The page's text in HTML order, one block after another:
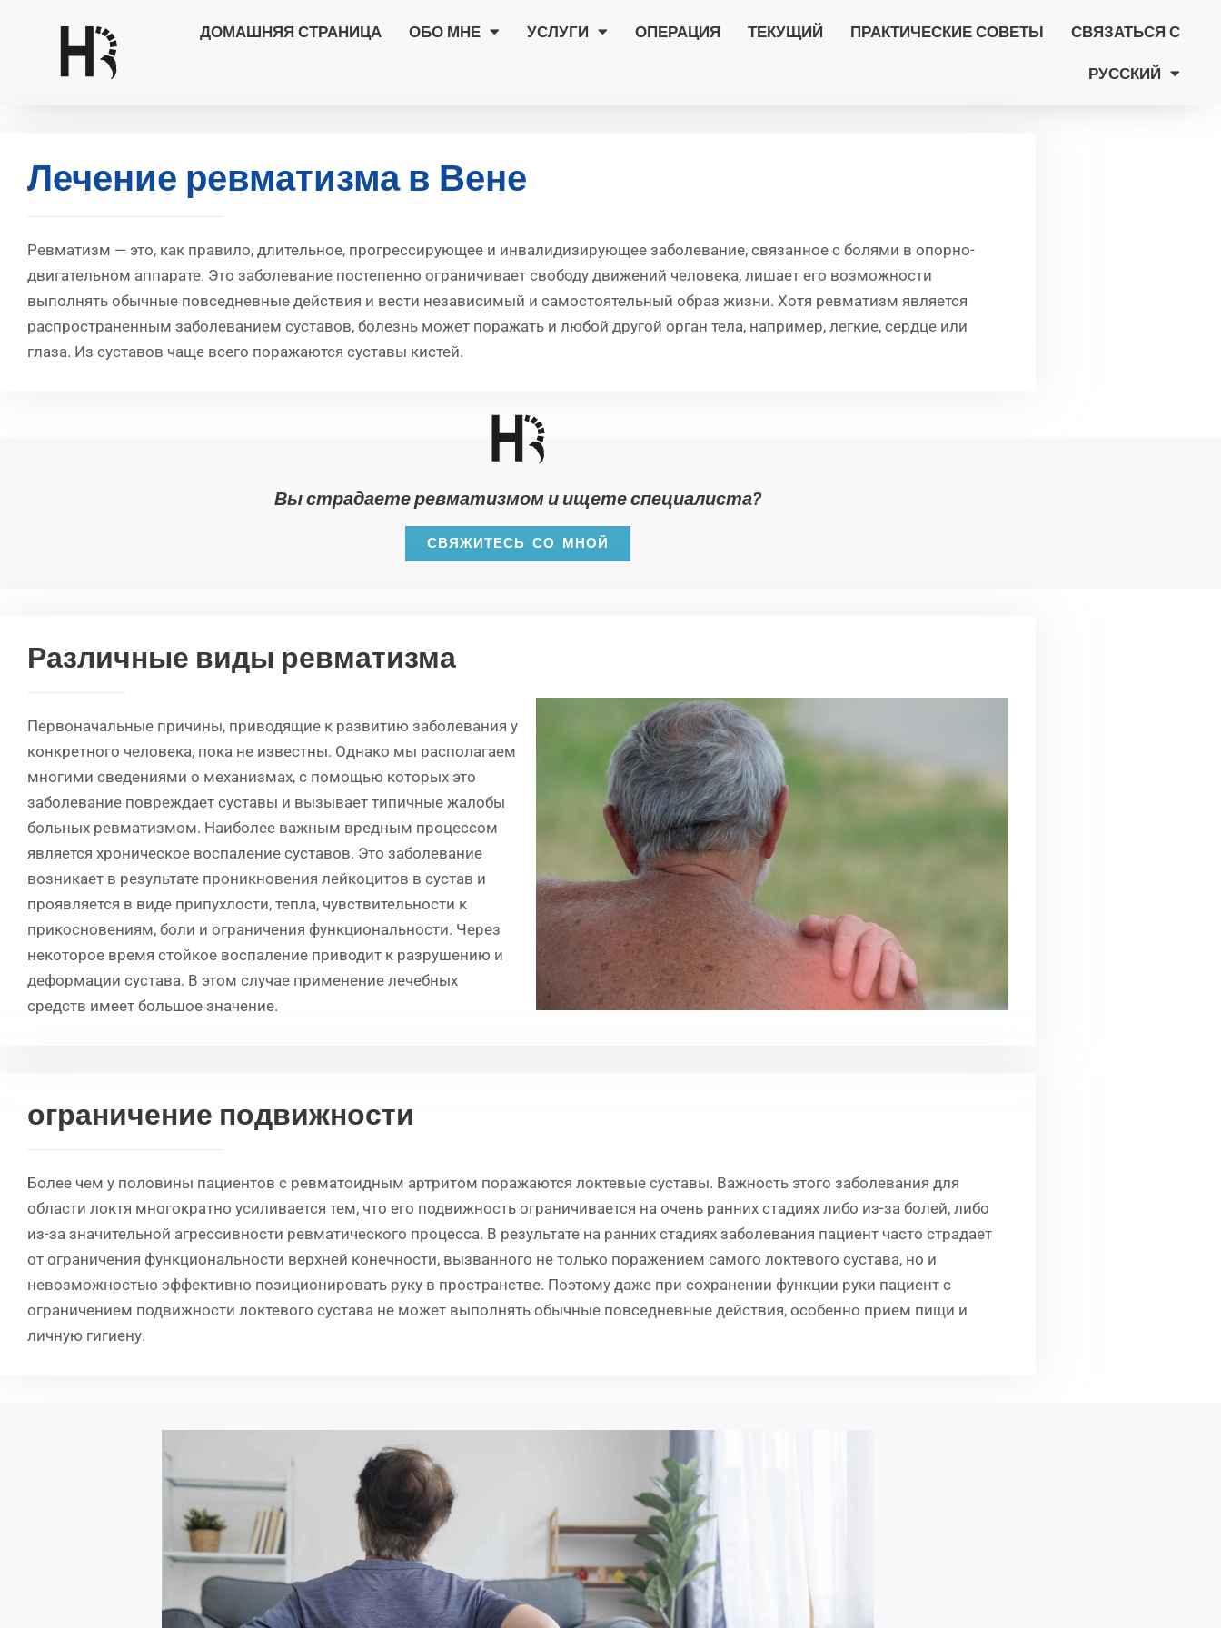
Перейти
ДОМАШНЯЯ СТРАНИЦА ОБО МНЕ УСЛУГИ ОПЕРАЦИЯ ТЕКУЩИЙ ПРАКТИЧЕСКИЕ СОВЕТЫ СВЯЗАТЬСЯ С
РУССКИЙ
Лечение ревматизма в Вене
Ревматизм — это, как правило, длительное, прогрессирующее и инвалидизирующее заболевание, связанное с болями в опорно-
двигательном аппарате. Это заболевание постепенно ограничивает свободу движений человека, лишает его возможности
выполнять обычные повседневные действия и вести независимый и самостоятельный образ жизни. Хотя ревматизм является
распространенным заболеванием суставов, болезнь может поражать и любой другой орган тела, например, легкие, сердце или
глаза. Из суставов чаще всего поражаются суставы кистей.
Вы страдаете ревматизмом и ищете специалиста?
СВЯЖИТЕСЬ СО МНОЙ
Различные виды ревматизма
Первоначальные причины, приводящие к развитию заболевания у
конкретного человека, пока не известны. Однако мы располагаем
многими сведениями о механизмах, с помощью которых это
заболевание повреждает суставы и вызывает типичные жалобы
больных ревматизмом. Наиболее важным вредным процессом
является хроническое воспаление суставов. Это заболевание
возникает в результате проникновения лейкоцитов в сустав и
проявляется в виде припухлости, тепла, чувствительности к
прикосновениям, боли и ограничения функциональности. Через
некоторое время стойкое воспаление приводит к разрушению и
деформации сустава. В этом случае применение лечебных
средств имеет большое значение.
ограничение подвижности
Более чем у половины пациентов с ревматоидным артритом поражаются локтевые суставы. Важность этого заболевания для
области локтя многократно усиливается тем, что его подвижность ограничивается на очень ранних стадиях либо из-за болей, либо
из-за значительной агрессивности ревматического процесса. В результате на ранних стадиях заболевания пациент часто страдает
от ограничения функциональности верхней конечности, вызванного не только поражением самого локтевого сустава, но и
невозможностью эффективно позиционировать руку в пространстве. Поэтому даже при сохранении функции руки пациент с
ограничением подвижности локтевого сустава не может выполнять обычные повседневные действия, особенно прием пищи и
личную гигиену.